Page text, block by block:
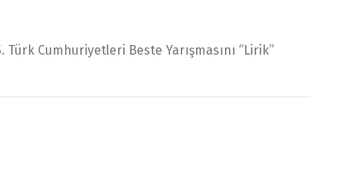
Türk Cumhuriyetleri Beste Yarışmasını “Lirik”